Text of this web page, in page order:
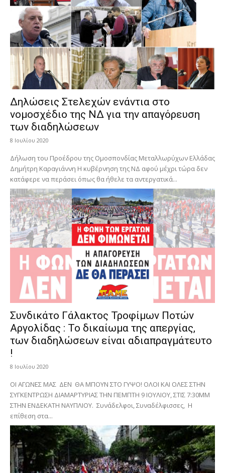
Δηλώσεις Στελεχών ενάντια στο
νομοσχέδιο της ΝΔ για την απαγόρευση
των διαδηλώσεων
8 Ιουλίου 2020
Δήλωση του Προέδρου της Ομοσπονδίας Μεταλλωρύχων Ελλάδας
Δημήτρη Καραγιάννη Η κυβέρνηση της ΝΔ αφού μέχρι τώρα δεν
κατάφερε να περάσει όπως θα ήθελε τα αντεργατικά...
Συνδικάτο Γάλακτος Τροφίμων Ποτών
Αργολίδας : Το δικαίωμα της απεργίας,
των διαδηλώσεων είναι αδιαπραγμάτευτο
!
8 Ιουλίου 2020
ΟΙ ΑΓΩΝΕΣ ΜΑΣ ΔΕΝ ΘΑ ΜΠΟΥΝ ΣΤΟ ΓΥΨΟ! ΟΛΟΙ ΚΑΙ ΟΛΕΣ ΣΤΗΝ
ΣΥΓΚΕΝΤΡΩΣΗ ΔΙΑΜΑΡΤΥΡΙΑΣ ΤΗΝ ΠΕΜΠΤΗ 9 ΙΟΥΛΙΟΥ, ΣΤΙΣ 7:30ΜΜ
ΣΤΗΝ ΕΝΔΕΚΑΤΗ ΝΑΥΠΛΙΟΥ. Συνάδελφοι, Συναδέλφισσες, Η
επίθεση στα...